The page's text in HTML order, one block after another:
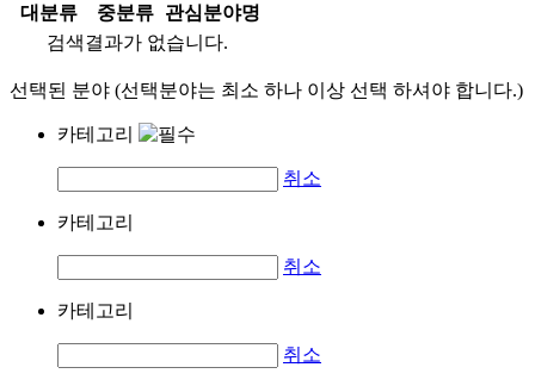
대분류
중분류
관심분야명
검색결과가 없습니다.
선택된 분야 (선택분야는 최소 하나 이상 선택 하셔야 합니다.)
카테고리
취소
카테고리
취소
카테고리
취소